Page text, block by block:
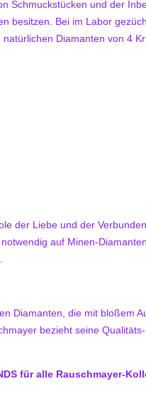
Schmuckstücken und der
besitzen. Bei im Labor
Diamanten von 4
der Liebe und der
auf Minen-
Diamanten, die mit bloßem
bezieht seine
für alle Rauschmayer-